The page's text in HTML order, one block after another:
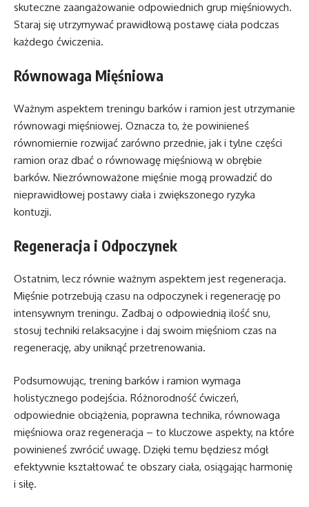
skuteczne zaangażowanie odpowiednich grup mięśniowych.
Staraj się utrzymywać prawidłową postawę ciała podczas
każdego ćwiczenia.
Równowaga Mięśniowa
Ważnym aspektem treningu barków i ramion jest utrzymanie
równowagi mięśniowej. Oznacza to, że powinieneś
równomiernie rozwijać zarówno przednie, jak i tylne części
ramion oraz dbać o równowagę mięśniową w obrębie
barków. Niezrównoważone mięśnie mogą prowadzić do
nieprawidłowej postawy ciała i zwiększonego ryzyka
kontuzji.
Regeneracja i Odpoczynek
Ostatnim, lecz równie ważnym aspektem jest regeneracja.
Mięśnie potrzebują czasu na odpoczynek i regenerację po
intensywnym treningu. Zadbaj o odpowiednią ilość snu,
stosuj techniki relaksacyjne i daj swoim mięśniom czas na
regenerację, aby uniknąć przetrenowania.
Podsumowując, trening barków i ramion wymaga
holistycznego podejścia. Różnorodność ćwiczeń,
odpowiednie obciążenia, poprawna technika, równowaga
mięśniowa oraz regeneracja – to kluczowe aspekty, na które
powinieneś zwrócić uwagę. Dzięki temu będziesz mógł
efektywnie kształtować te obszary ciała, osiągając harmonię
i siłę.